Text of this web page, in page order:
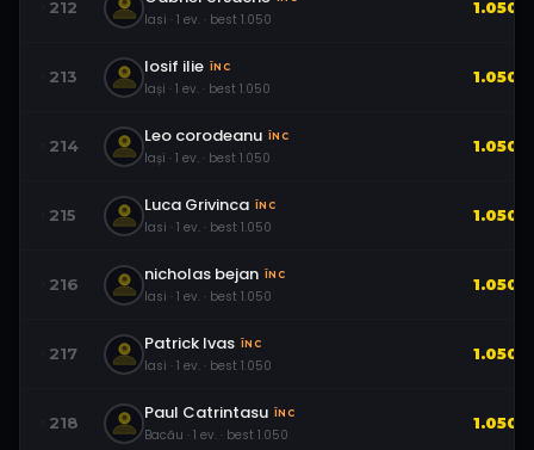
212
Iasi · 1 ev. · best 1.050
1.050
213 Iosif ilie ÎNC
Iași · 1 ev. · best 1.050
1.050
214 Leo corodeanu ÎNC
Iași · 1 ev. · best 1.050
1.050
215 Luca Grivinca ÎNC
Iasi · 1 ev. · best 1.050
1.050
216 nicholas bejan ÎNC
Iasi · 1 ev. · best 1.050
1.050
217 Patrick Ivas ÎNC
Iasi · 1 ev. · best 1.050
1.050
218 Paul Catrintasu ÎNC
Bacău · 1 ev. · best 1.050
1.050